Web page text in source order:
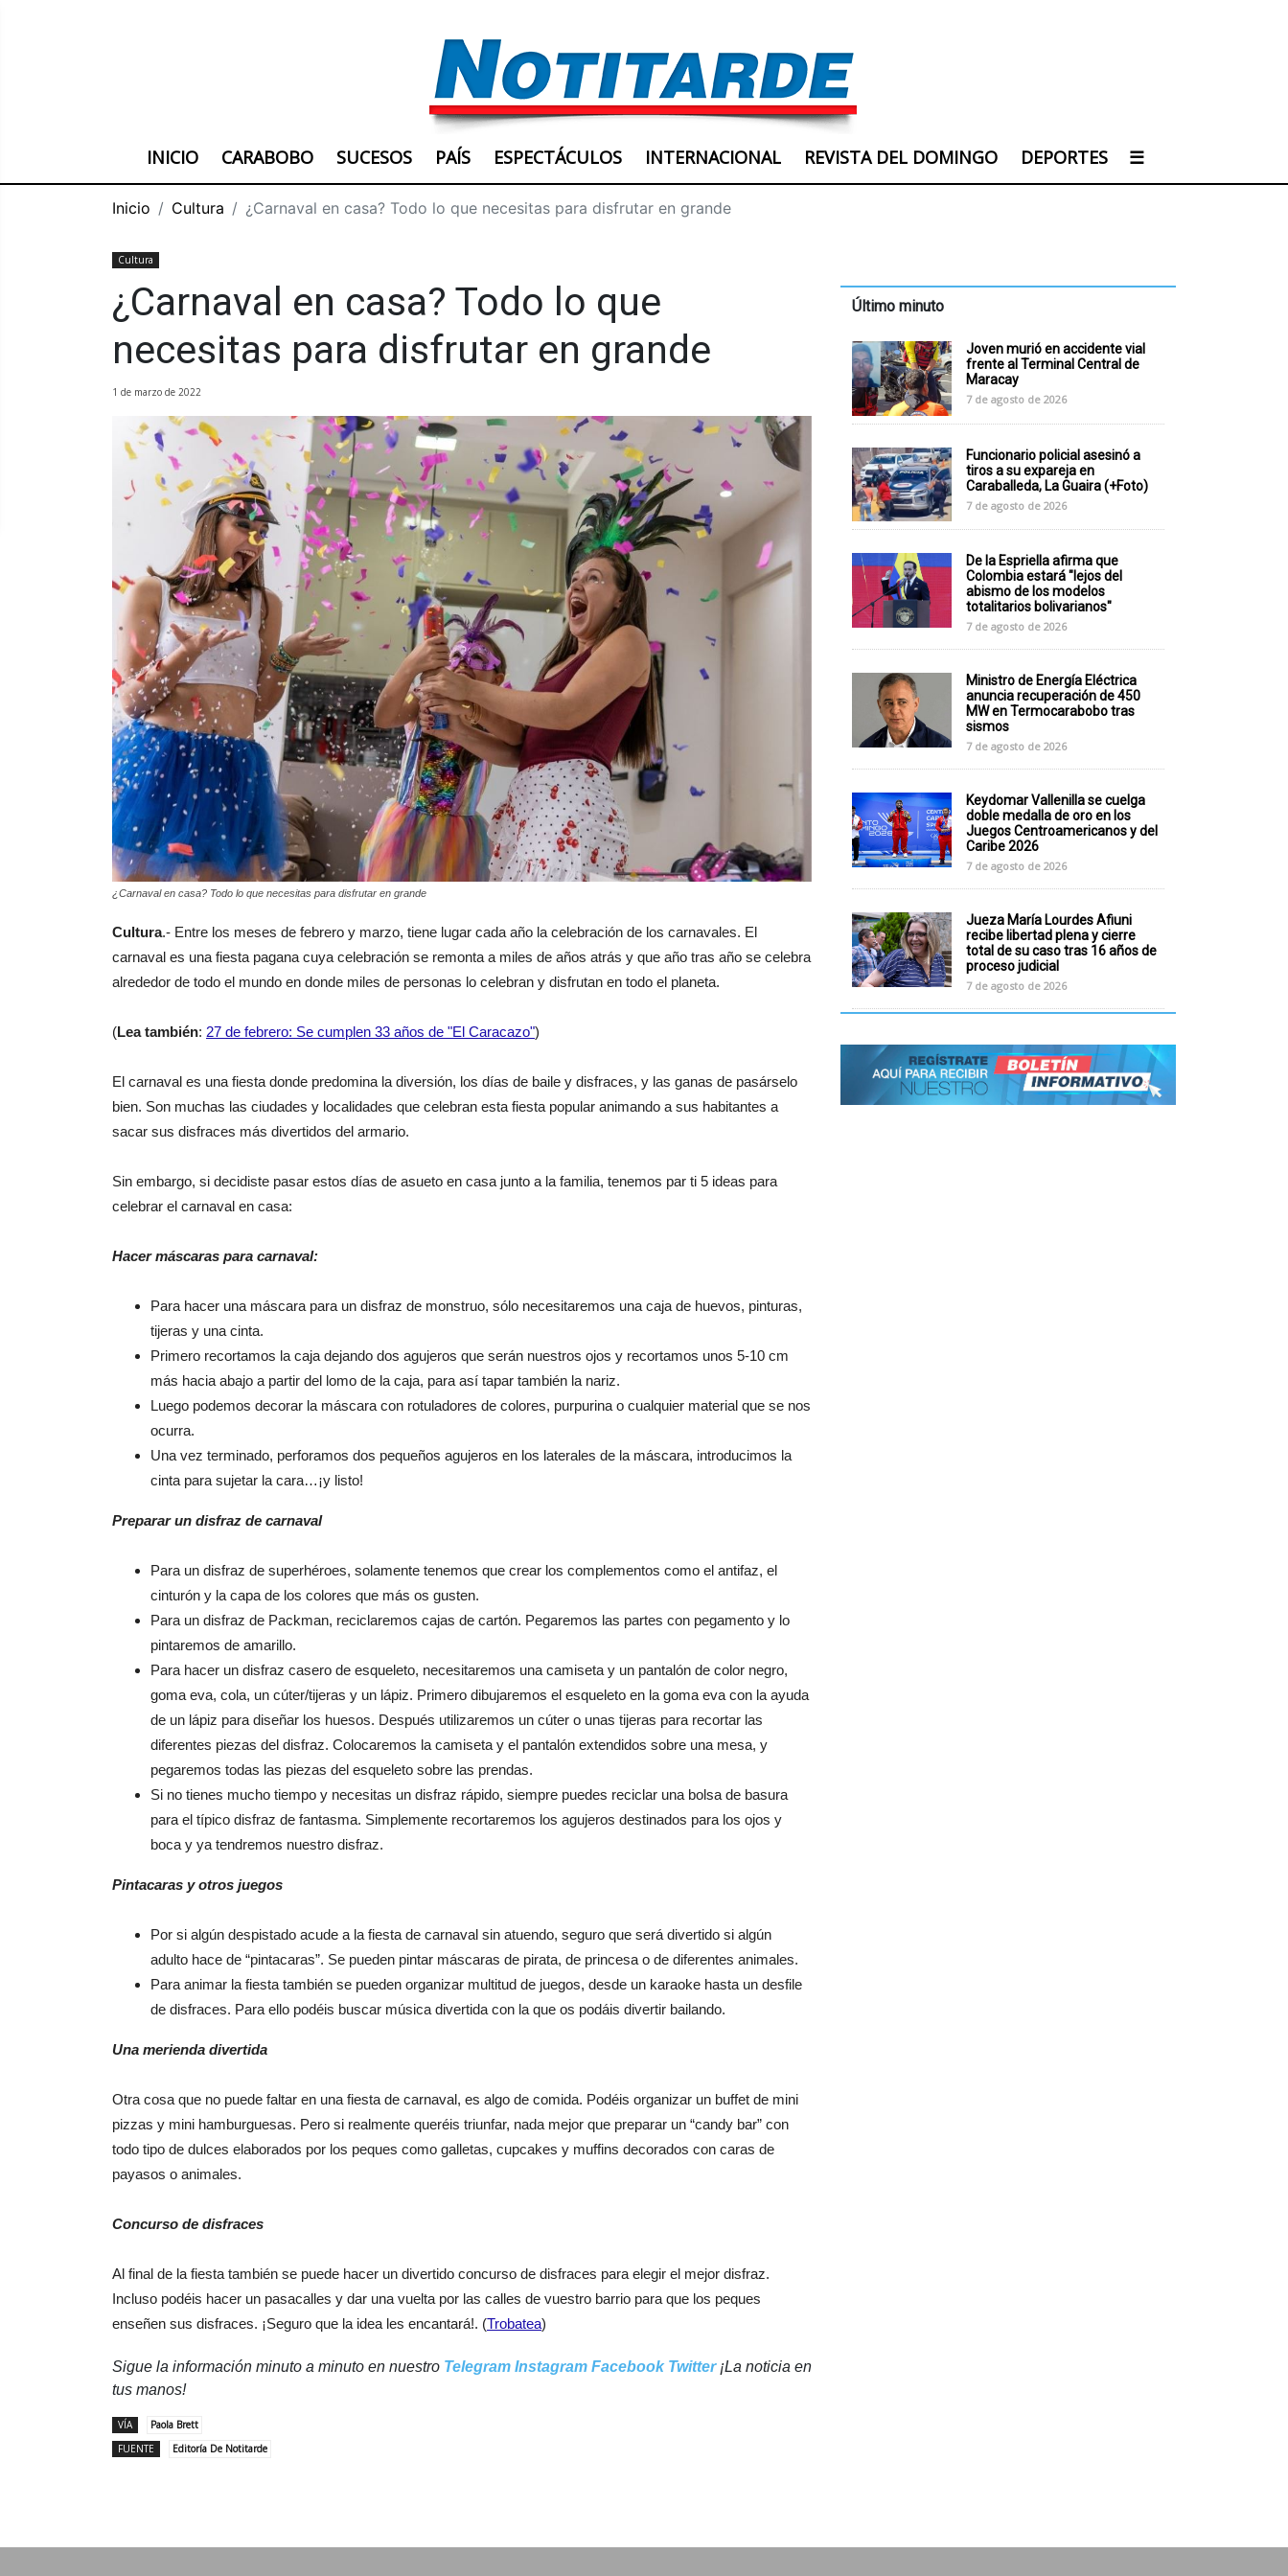
INICIO CARABOBO SUCESOS PAÍS ESPECTÁCULOS INTERNACIONAL REVISTA DEL DOMINGO DEPORTES ☰
Inicio Cultura ¿Carnaval en casa? Todo lo que necesitas para disfrutar en grande
Cultura
¿Carnaval en casa? Todo lo que
necesitas para disfrutar en grande
1 de marzo de 2022
¿Carnaval en casa? Todo lo que necesitas para disfrutar en grande
Cultura.- Entre los meses de febrero y marzo, tiene lugar cada año la celebración de los carnavales. El
carnaval es una fiesta pagana cuya celebración se remonta a miles de años atrás y que año tras año se celebra
alrededor de todo el mundo en donde miles de personas lo celebran y disfrutan en todo el planeta.
(Lea también: 27 de febrero: Se cumplen 33 años de "El Caracazo")
El carnaval es una fiesta donde predomina la diversión, los días de baile y disfraces, y las ganas de pasárselo
bien. Son muchas las ciudades y localidades que celebran esta fiesta popular animando a sus habitantes a
sacar sus disfraces más divertidos del armario.
Sin embargo, si decidiste pasar estos días de asueto en casa junto a la familia, tenemos par ti 5 ideas para
celebrar el carnaval en casa:
Hacer máscaras para carnaval:
Para hacer una máscara para un disfraz de monstruo, sólo necesitaremos una caja de huevos, pinturas,
tijeras y una cinta.
Primero recortamos la caja dejando dos agujeros que serán nuestros ojos y recortamos unos 5-10 cm
más hacia abajo a partir del lomo de la caja, para así tapar también la nariz.
Luego podemos decorar la máscara con rotuladores de colores, purpurina o cualquier material que se nos
ocurra.
Una vez terminado, perforamos dos pequeños agujeros en los laterales de la máscara, introducimos la
cinta para sujetar la cara…¡y listo!
Preparar un disfraz de carnaval
Para un disfraz de superhéroes, solamente tenemos que crear los complementos como el antifaz, el
cinturón y la capa de los colores que más os gusten.
Para un disfraz de Packman, reciclaremos cajas de cartón. Pegaremos las partes con pegamento y lo
pintaremos de amarillo.
Para hacer un disfraz casero de esqueleto, necesitaremos una camiseta y un pantalón de color negro,
goma eva, cola, un cúter/tijeras y un lápiz. Primero dibujaremos el esqueleto en la goma eva con la ayuda
de un lápiz para diseñar los huesos. Después utilizaremos un cúter o unas tijeras para recortar las
diferentes piezas del disfraz. Colocaremos la camiseta y el pantalón extendidos sobre una mesa, y
pegaremos todas las piezas del esqueleto sobre las prendas.
Si no tienes mucho tiempo y necesitas un disfraz rápido, siempre puedes reciclar una bolsa de basura
para el típico disfraz de fantasma. Simplemente recortaremos los agujeros destinados para los ojos y
boca y ya tendremos nuestro disfraz.
Pintacaras y otros juegos
Por si algún despistado acude a la fiesta de carnaval sin atuendo, seguro que será divertido si algún
adulto hace de “pintacaras”. Se pueden pintar máscaras de pirata, de princesa o de diferentes animales.
Para animar la fiesta también se pueden organizar multitud de juegos, desde un karaoke hasta un desfile
de disfraces. Para ello podéis buscar música divertida con la que os podáis divertir bailando.
Una merienda divertida
Otra cosa que no puede faltar en una fiesta de carnaval, es algo de comida. Podéis organizar un buffet de mini
pizzas y mini hamburguesas. Pero si realmente queréis triunfar, nada mejor que preparar un “candy bar” con
todo tipo de dulces elaborados por los peques como galletas, cupcakes y muffins decorados con caras de
payasos o animales.
Concurso de disfraces
Al final de la fiesta también se puede hacer un divertido concurso de disfraces para elegir el mejor disfraz.
Incluso podéis hacer un pasacalles y dar una vuelta por las calles de vuestro barrio para que los peques
enseñen sus disfraces. ¡Seguro que la idea les encantará!. (Trobatea)
Sigue la información minuto a minuto en nuestro Telegram Instagram Facebook Twitter¡La noticia en
tus manos!
VÍA
Paola Brett
FUENTE
Editoría De Notitarde
Último minuto
Joven murió en accidente vial
frente al Terminal Central de
Maracay
7 de agosto de 2026
Funcionario policial asesinó a
tiros a su expareja en
Caraballeda, La Guaira (+Foto)
7 de agosto de 2026
De la Espriella afirma que
Colombia estará "lejos del
abismo de los modelos
totalitarios bolivarianos"
7 de agosto de 2026
Ministro de Energía Eléctrica
anuncia recuperación de 450
MW en Termocarabobo tras
sismos
7 de agosto de 2026
Keydomar Vallenilla se cuelga
doble medalla de oro en los
Juegos Centroamericanos y del
Caribe 2026
7 de agosto de 2026
Jueza María Lourdes Afiuni
recibe libertad plena y cierre
total de su caso tras 16 años de
proceso judicial
7 de agosto de 2026